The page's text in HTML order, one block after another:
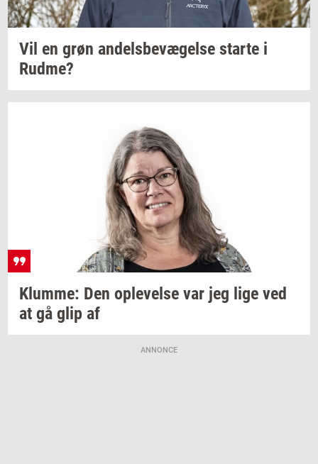
Vil en grøn an­dels­be­væ­gel­se star­te i
Rudme?
Klum­me: Den op­le­vel­se var jeg lige ved
at gå glip af
ANNONCE